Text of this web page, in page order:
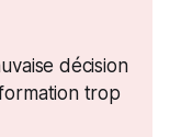
décision
trop